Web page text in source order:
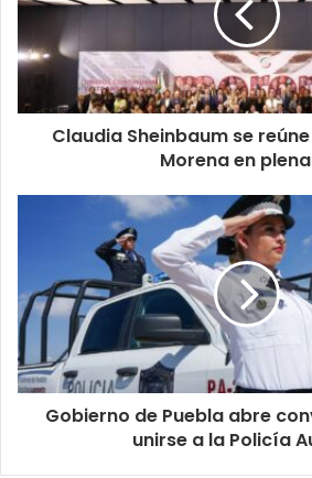
Claudia Sheinbaum se
Morena en
Gobierno de Puebla abre
unirse a la Policía